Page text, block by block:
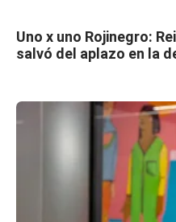
Uno x uno Rojinegro:
salvó del aplazo en la